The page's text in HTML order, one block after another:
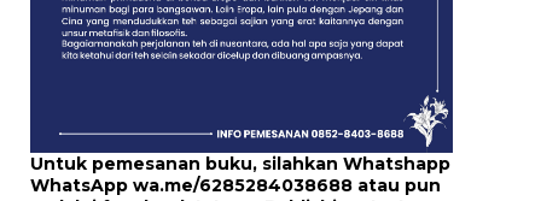
Untuk pemesanan buku, silahkan Whatshapp
WhatsApp wa.me/6285284038688 atau pun